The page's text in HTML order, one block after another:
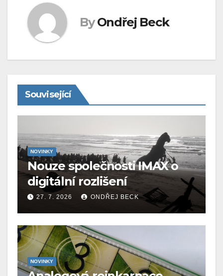
By Ondřej Beck
Související
NOVINKY
Nouze společnosti IMAX o
digitální rozlišení
27. 7. 2026 ONDŘEJ BECK
NOVINKY